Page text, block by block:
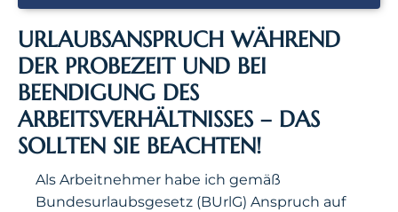
URLAUBSANSPRUCH WÄHREND
DER PROBEZEIT UND BEI
BEENDIGUNG DES
ARBEITSVERHÄLTNISSES – DAS
SOLLTEN SIE BEACHTEN!
Als Arbeitnehmer habe ich gemäß
Bundesurlaubsgesetz (BUrlG) Anspruch auf